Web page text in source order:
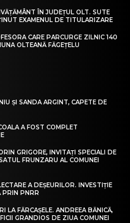
ÎN JUDEȚUL OLT. SUTE
EXAMENUL DE TITULARIZARE
CARE PARCURGE ZILNIC 140
OLTEANĂ FĂGEȚELU
ȘI SANDA ARGINT, CAPETE DE
A FOST COMPLET
GRIGORE, INVITAȚI SPECIALI DE
FRUNZARU AL COMUNEI
A DEȘEURILOR. INVESTIȚIE
PRIN PNRR
LA FĂRCAȘELE. ANDREEA BĂNICĂ,
GRANDIOS DE ZIUA COMUNEI